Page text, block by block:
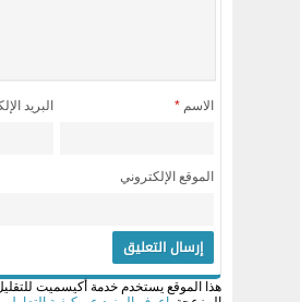
الاسم * البريد
الموقع الإلكتروني
هذا الموقع يستخدم خدمة أكيسميت